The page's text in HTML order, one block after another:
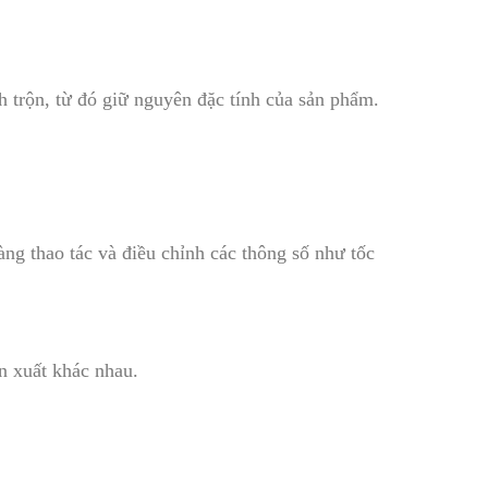
từ đó giữ nguyên đặc tính của sản phẩm.
thao tác và điều chỉnh các thông số như tốc
xuất khác nhau.